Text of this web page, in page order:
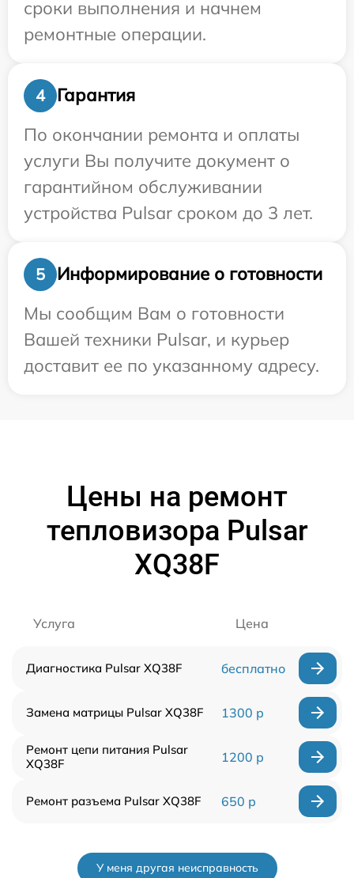
сроки выполнения и начнем
ремонтные операции.
4
Гарантия
По окончании ремонта и оплаты
услуги Вы получите документ о
гарантийном обслуживании
устройства Pulsar сроком до 3 лет.
5
Информирование о готовности
Мы сообщим Вам о готовности
Вашей техники Pulsar, и курьер
доставит ее по указанному адресу.
Цены на ремонт
тепловизора Pulsar
XQ38F
Услуга Цена
Диагностика Pulsar XQ38F бесплатно
Замена матрицы Pulsar XQ38F 1300 р
Ремонт цепи питания Pulsar
XQ38F
1200 р
Ремонт разъема Pulsar XQ38F 650 р
У меня другая неисправность